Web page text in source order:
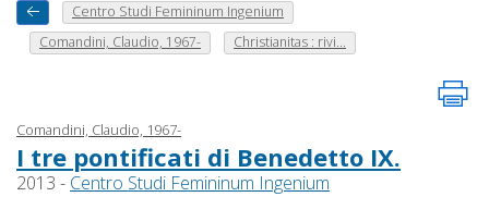
Centro Studi Femininum Ingenium
Comandini, Claudio, 1967-
Christianitas : rivi...
Comandini, Claudio, 1967-
I tre pontificati di Benedetto IX.
2013 - Centro Studi Femininum Ingenium